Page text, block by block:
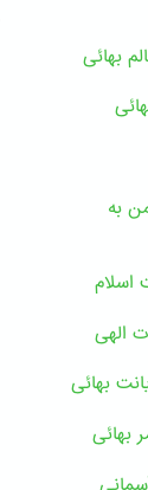
بهائى
به
اسلام
الهی
بهائی
بهائی